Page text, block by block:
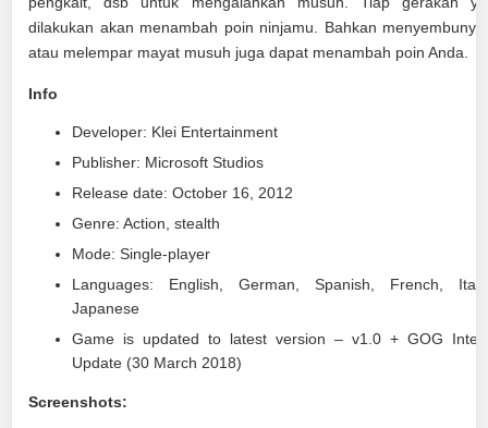
dilakukan akan menambah poin ninjamu. Bahkan
atau melempar mayat musuh juga dapat menambah poin Anda.
Info
Developer: Klei Entertainment
Publisher: Microsoft Studios
Release date: October 16, 2012
Genre: Action, stealth
Mode: Single-player
Languages: English, German, Spanish, French,
Japanese
Game is updated to latest version – v1.0 + GOG
Update (30 March 2018)
Screenshots: